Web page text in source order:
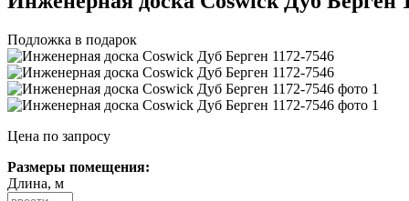
Подложка в подарок
Цена по запросу
Размеры помещения:
Длина, м